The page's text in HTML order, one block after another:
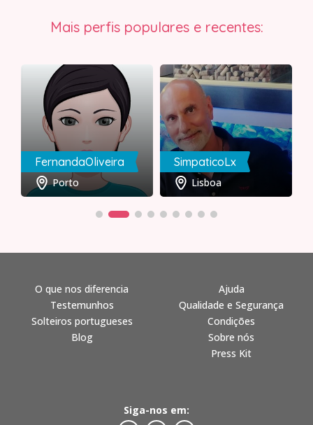
Mais perfis populares e recentes:
FernandaOliveira
Porto
SimpaticoLx
Lisboa
O que nos diferencia
Testemunhos
Solteiros portugueses
Blog
Ajuda
Qualidade e Segurança
Condições
Sobre nós
Press Kit
Siga-nos em: